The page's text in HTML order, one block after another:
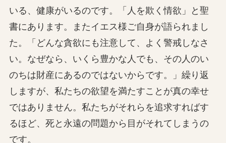
いる、健康がいるのです。「人を欺く情欲」と聖
書にあります。またイエス様ご自身が語られまし
た。「どんな貪欲にも注意して、よく警戒しなさ
い。なぜなら、いくら豊かな人でも、その人のい
のちは財産にあるのではないからです。」繰り返
しますが、私たちの欲望を満たすことが真の幸せ
ではありません。私たちがそれらを追求すればす
るほど、死と永遠の問題から目がそれてしまうの
です。